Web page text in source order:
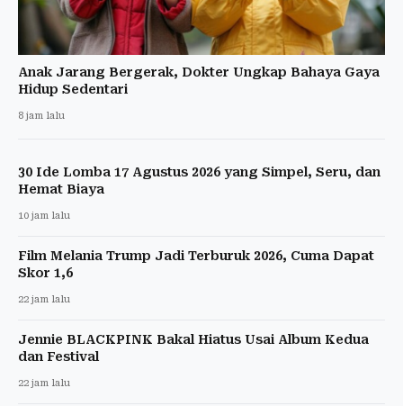
Anak Jarang Bergerak, Dokter Ungkap Bahaya Gaya
Hidup Sedentari
8 jam lalu
30 Ide Lomba 17 Agustus 2026 yang Simpel, Seru, dan
Hemat Biaya
10 jam lalu
Film Melania Trump Jadi Terburuk 2026, Cuma Dapat
Skor 1,6
22 jam lalu
Jennie BLACKPINK Bakal Hiatus Usai Album Kedua
dan Festival
22 jam lalu